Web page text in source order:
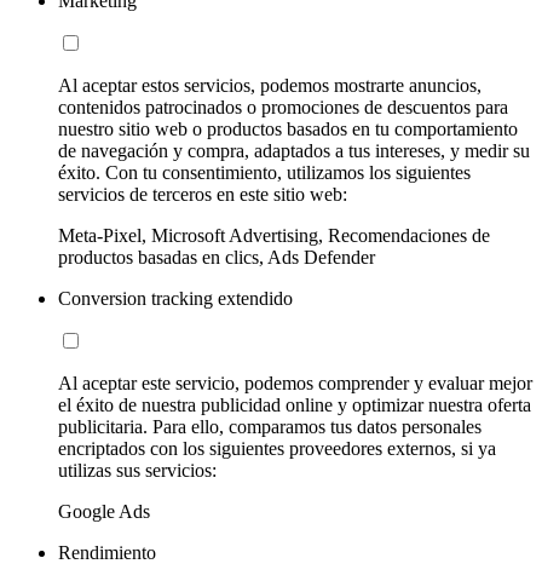
Al aceptar estos servicios, podemos mostrarte anuncios,
contenidos patrocinados o promociones de descuentos para
nuestro sitio web o productos basados en tu comportamiento
de navegación y compra, adaptados a tus intereses, y medir su
éxito. Con tu consentimiento, utilizamos los siguientes
servicios de terceros en este sitio web:
Meta-Pixel, Microsoft Advertising, Recomendaciones de
productos basadas en clics, Ads Defender
Conversion tracking extendido
Al aceptar este servicio, podemos comprender y evaluar mejor
el éxito de nuestra publicidad online y optimizar nuestra oferta
publicitaria. Para ello, comparamos tus datos personales
encriptados con los siguientes proveedores externos, si ya
utilizas sus servicios:
Google Ads
Rendimiento